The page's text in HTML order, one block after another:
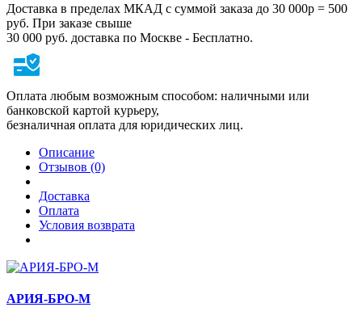
Доставка в пределах МКАД с суммой заказа до 30 000р = 500
руб. При заказе свыше
30 000 руб. доставка по Москве - Бесплатно.
Оплата любым возможным способом: наличными или
банковской картой курьеру,
безналичная оплата для юридических лиц.
Описание
Отзывов (0)
Доставка
Оплата
Условия возврата
АРИЯ-БРО-М